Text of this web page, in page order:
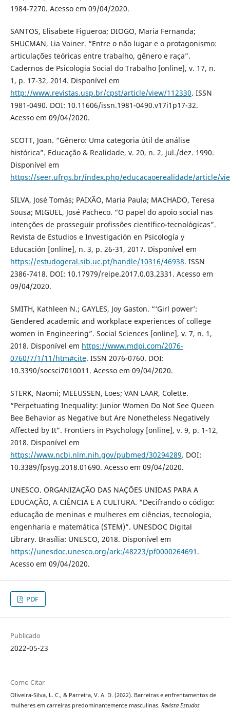
1984-7270. Acesso em 09/04/2020.
SANTOS, Elisabete Figueroa; DIOGO, Maria Fernanda;
SHUCMAN, Lia Vainer. “Entre o não lugar e o protagonismo:
articulações teóricas entre trabalho, gênero e raça”.
Cadernos de Psicologia Social do Trabalho [online], v. 17, n.
1, p. 17-32, 2014. Disponível em
http://www.revistas.usp.br/cpst/article/view/112330. ISSN
1981-0490. DOI: 10.11606/issn.1981-0490.v17i1p17-32.
Acesso em 09/04/2020.
SCOTT, Joan. “Gênero: Uma categoria útil de análise
histórica”. Educação & Realidade, v. 20, n. 2, jul./dez. 1990.
Disponível em
https://seer.ufrgs.br/index.php/educacaoerealidade/article/
SILVA, José Tomás; PAIXÃO, Maria Paula; MACHADO, Teresa
Sousa; MIGUEL, José Pacheco. “O papel do apoio social nas
intenções de prosseguir profissões científico-tecnológicas”.
Revista de Estudios e Investigación en Psicología y
Educación [online], n. 3, p. 26-31, 2017. Disponível em
https://estudogeral.sib.uc.pt/handle/10316/46938. ISSN
2386-7418. DOI: 10.17979/reipe.2017.0.03.2331. Acesso em
09/04/2020.
SMITH, Kathleen N.; GAYLES, Joy Gaston. “‘Girl power’:
Gendered academic and workplace experiences of college
women in Engineering”. Social Sciences [online], v. 7, n. 1,
2018. Disponível em https://www.mdpi.com/2076-
0760/7/1/11/htm#cite. ISSN 2076-0760. DOI:
10.3390/socsci7010011. Acesso em 09/04/2020.
STERK, Naomi; MEEUSSEN, Loes; VAN LAAR, Colette.
“Perpetuating Inequality: Junior Women Do Not See Queen
Bee Behavior as Negative but Are Nonetheless Negatively
Affected by It”. Frontiers in Psychology [online], v. 9, p. 1-12,
2018. Disponível em
https://www.ncbi.nlm.nih.gov/pubmed/30294289. DOI:
10.3389/fpsyg.2018.01690. Acesso em 09/04/2020.
UNESCO. ORGANIZAÇÃO DAS NAÇÕES UNIDAS PARA A
EDUCAÇÃO, A CIÊNCIA E A CULTURA. “Decifrando o código:
educação de meninas e mulheres em ciências, tecnologia,
engenharia e matemática (STEM)”. UNESDOC Digital
Library. Brasília: UNESCO, 2018. Disponível em
https://unesdoc.unesco.org/ark:/48223/pf0000264691 .
Acesso em 09/04/2020.
PDF
Publicado
2022-05-23
Como Citar
Oliveira-Silva, L. C., & Parreira, V. A. D. (2022). Barreiras e enfrentamentos de
mulheres em carreiras predominantemente masculinas. Revista Estudos